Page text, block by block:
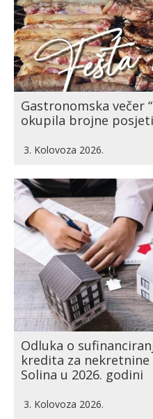
Gastronomska večer
okupila brojne
3. Kolovoza 2026.
Odluka o
kredita za
Solina u 2026. godini
3. Kolovoza 2026.